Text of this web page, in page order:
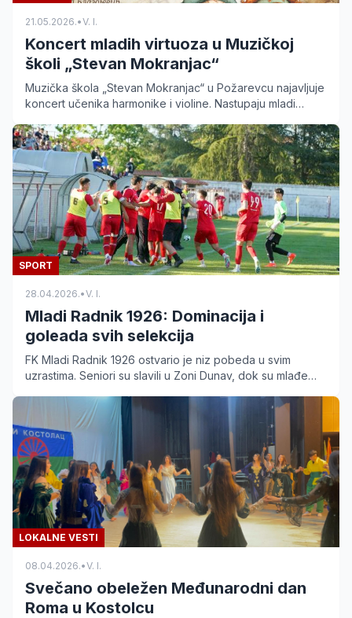
21.05.2026.•V. I.
Koncert mladih virtuoza u Muzičkoj
školi „Stevan Mokranjac“
Muzička škola „Stevan Mokranjac“ u Požarevcu najavljuje
koncert učenika harmonike i violine. Nastupaju mladi
SPORT
28.04.2026.•V. I.
Mladi Radnik 1926: Dominacija i
goleada svih selekcija
FK Mladi Radnik 1926 ostvario je niz pobeda u svim
uzrastima. Seniori su slavili u Zoni Dunav, dok su mlađe
LOKALNE VESTI
08.04.2026.•V. I.
Svečano obeležen Međunarodni dan
Roma u Kostolcu